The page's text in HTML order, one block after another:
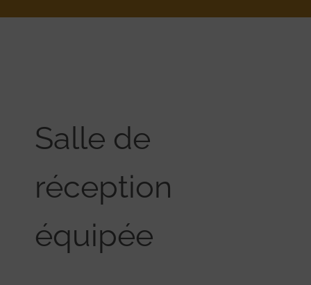
Salle de
réception
équipée